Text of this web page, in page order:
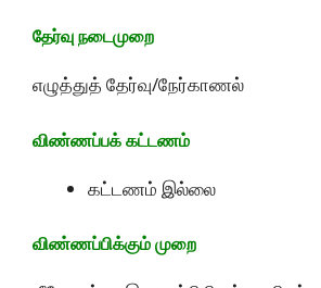
தேர்வு நடைமுறை
எழுத்துத் தேர்வு/நேர்காணல்
விண்ணப்பக் கட்டணம்
கட்டணம் இல்லை
விண்ணப்பிக்கும் முறை